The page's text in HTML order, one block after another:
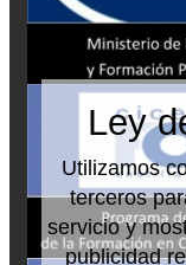
Ley
Utilizamos
terceros
servicio y
publicidad